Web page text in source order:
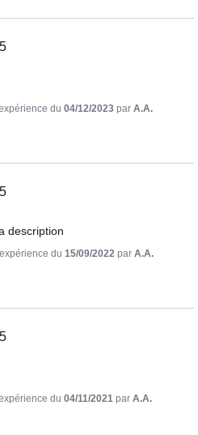
5
du 04/12/2023 par A.A.
5
description
du 15/09/2022 par A.A.
5
du 04/11/2021 par A.A.